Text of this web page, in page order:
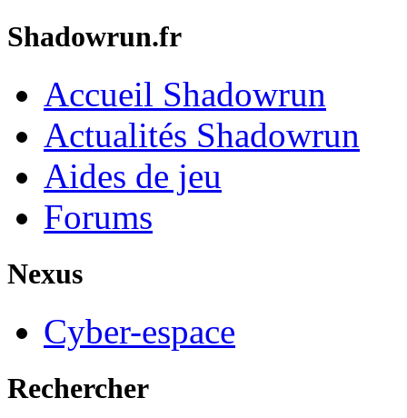
Shadowrun.fr
Accueil Shadowrun
Actualités Shadowrun
Aides de jeu
Forums
Nexus
Cyber-espace
Rechercher